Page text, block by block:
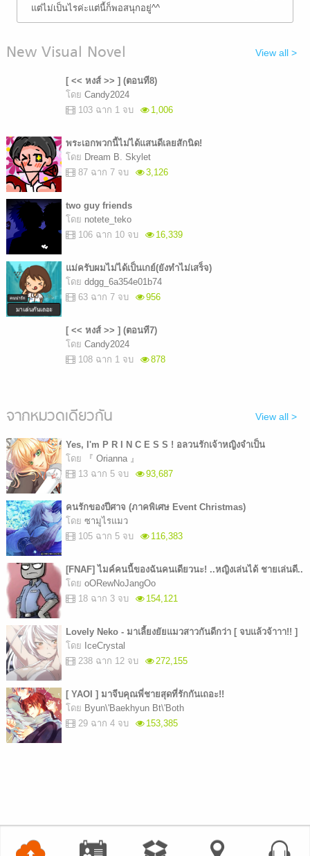
แต่ไม่เป็นไรค่ะแต่นี้ก็พอสนุกอยู่^^
New Visual Novel View all >
[ << หงส์ >> ] (ตอนที8)
โดย Candy2024
103 ฉาก 1 จบ
1,006
พระเอกพวกนี้ไม่ได้แสนดีเลยสักนิด!
โดย Dream B. Skylet
87 ฉาก 7 จบ
3,126
two guy friends
โดย notete_teko
106 ฉาก 10 จบ
16,339
แม่ครับผมไม่ได้เป็นเกย์(ยังทำไม่เสร็จ)
โดย ddgg_6a354e01b74
63 ฉาก 7 จบ
956
[ << หงส์ >> ] (ตอนที7)
โดย Candy2024
108 ฉาก 1 จบ
878
จากหมวดเดียวกัน View all >
Yes, I'm P R I N C E S S ! อลวนรักเจ้าหญิงจำเป็น
โดย
『 Orianna 』
13 ฉาก 5 จบ
93,687
คนรักของปีศาจ (ภาคพิเศษ Event Christmas)
โดย ซามูไรแมว
105 ฉาก 5 จบ
116,383
[FNAF] ไมค์คนนี้ของฉันคนเดียวนะ! ..หญิงเล่นได้ ชายเล่นดี..
โดย oORewNoJangOo
18 ฉาก 3 จบ
154,121
Lovely Neko - มาเลี้ยงยัยแมวสาวกันดีกว่า [ จบแล้วจ้าาา!! ]
โดย IceCrystal
238 ฉาก 12 จบ
272,155
[ YAOI ] มาจีบคุณพี่ชายสุดที่รักกันเถอะ!!
โดย Byun\'Baekhyun Bt\'Both
29 ฉาก 4 จบ
153,385